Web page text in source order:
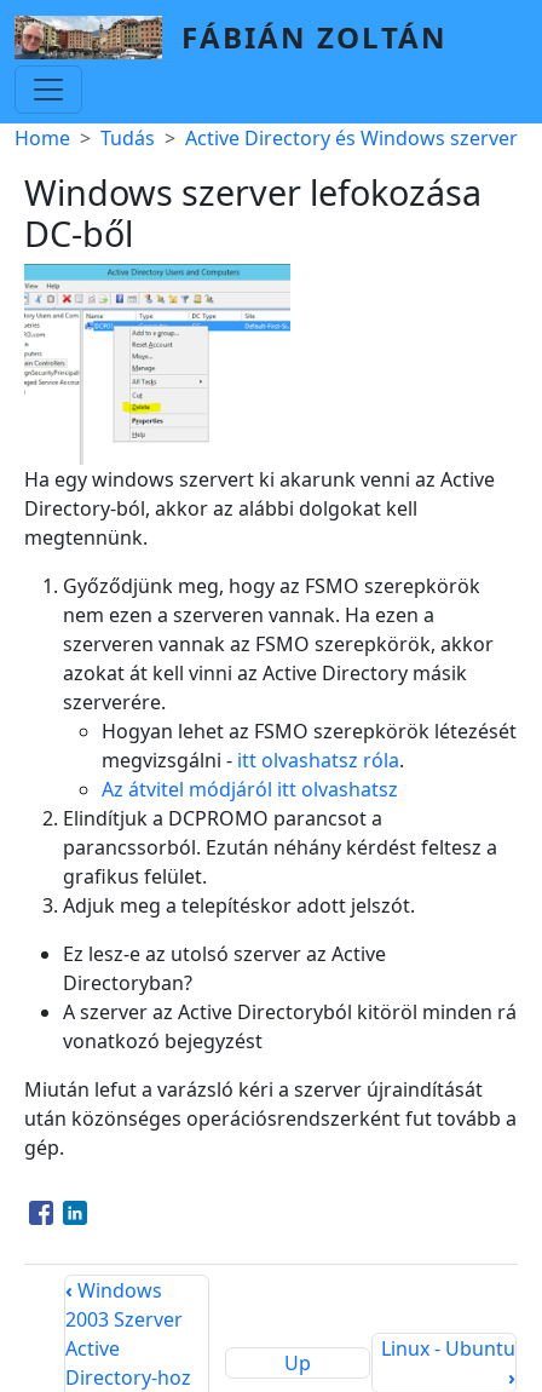
Skip to main content
FÁBIÁN ZOLTÁN
Breadcrumb
Home Tudás Active Directory és Windows szerver
Windows szerver lefokozása
DC-ből
Ha egy windows szervert ki akarunk venni az Active
Directory-ból, akkor az alábbi dolgokat kell
megtennünk.
Győződjünk meg, hogy az FSMO szerepkörök
nem ezen a szerveren vannak. Ha ezen a
szerveren vannak az FSMO szerepkörök, akkor
azokat át kell vinni az Active Directory másik
szerverére.
Hogyan lehet az FSMO szerepkörök létezését
megvizsgálni - itt olvashatsz róla.
Az átvitel módjáról itt olvashatsz
Elindítjuk a DCPROMO parancsot a
parancssorból. Ezután néhány kérdést feltesz a
grafikus felület.
Adjuk meg a telepítéskor adott jelszót.
Ez lesz-e az utolsó szerver az Active
Directoryban?
A szerver az Active Directoryból kitöröl minden rá
vonatkozó bejegyzést
Miután lefut a varázsló kéri a szerver újraindítását
után közönséges operációsrendszerként fut tovább a
gép.
Opens in a new window
Opens in a new window
‹ Windows
2003 Szerver
Active
Directory-hoz
Up
Linux - Ubuntu
›